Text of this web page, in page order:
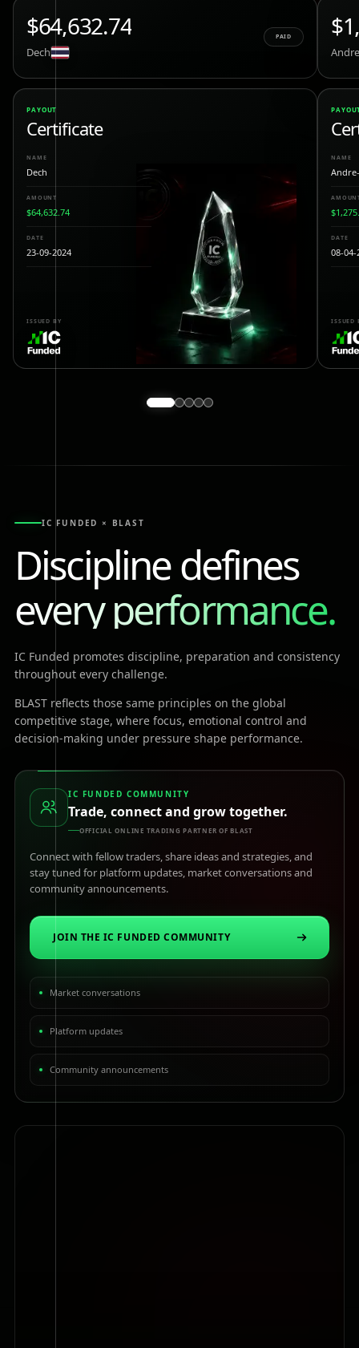
$64,632.74
Dech
PAID
PAYOUT
Certificate
NAME
Dech
AMOUNT
$64,632.74
DATE
23-09-2024
ISSUED BY
NAME
DATE
08-04-
ISSUED
IC FUNDED × BLAST
Discipline defines
every performance.
IC Funded promotes discipline, preparation and consistency
throughout every challenge.
BLAST reflects those same principles on the global
competitive stage, where focus, emotional control and
decision-making under pressure shape performance.
IC FUNDED COMMUNITY
Trade, connect and grow together.
OFFICIAL ONLINE TRADING PARTNER OF BLAST
Connect with fellow traders, share ideas and strategies, and
stay tuned for platform updates, market conversations and
community announcements.
JOIN THE IC FUNDED COMMUNITY
Market conversations
Platform updates
Community announcements